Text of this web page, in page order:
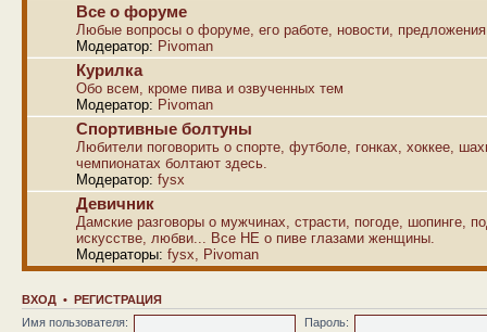
Все о форуме
Любые вопросы о форуме, его работе, новости,
Модератор: Pivoman
Курилка
Обо всем, кроме пива и озвученных тем
Модератор: Pivoman
Спортивные болтуны
Любители поговорить о спорте, футболе, гонках, хоккее,
чемпионатах болтают здесь.
Модератор: fysx
Девичник
Дамские разговоры о мужчинах, страсти, погоде, шопинге,
искусстве, любви... Все НЕ о пиве глазами женщины.
Модераторы: fysx Pivoman
ВХОД • РЕГИСТРАЦИЯ
Имя пользователя:
Пароль: